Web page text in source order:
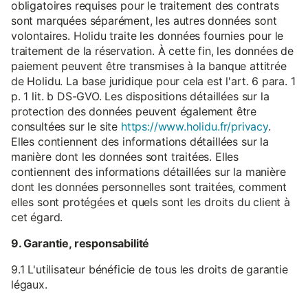
obligatoires requises pour le traitement des contrats
sont marquées séparément, les autres données sont
volontaires. Holidu traite les données fournies pour le
traitement de la réservation. À cette fin, les données de
paiement peuvent être transmises à la banque attitrée
de Holidu. La base juridique pour cela est l'art. 6 para. 1
p. 1 lit. b DS-GVO. Les dispositions détaillées sur la
protection des données peuvent également être
consultées sur le site https://www.holidu.fr/privacy.
Elles contiennent des informations détaillées sur la
manière dont les données sont traitées. Elles
contiennent des informations détaillées sur la manière
dont les données personnelles sont traitées, comment
elles sont protégées et quels sont les droits du client à
cet égard.
9. Garantie, responsabilité
9.1 L'utilisateur bénéficie de tous les droits de garantie
légaux.